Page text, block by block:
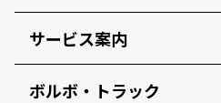
サービス案内
ボルボ・トラック